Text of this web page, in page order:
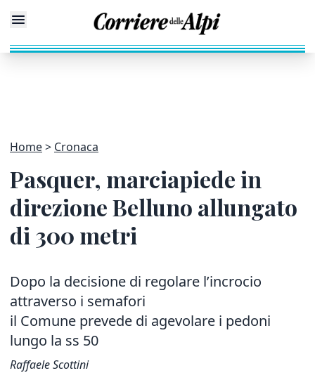
Home Cronaca
Pasquer, marciapiede in
direzione Belluno allungato
di 300 metri
Dopo la decisione di regolare l’incrocio
attraverso i semafori
il Comune prevede di agevolare i pedoni
lungo la ss 50
Raffaele Scottini